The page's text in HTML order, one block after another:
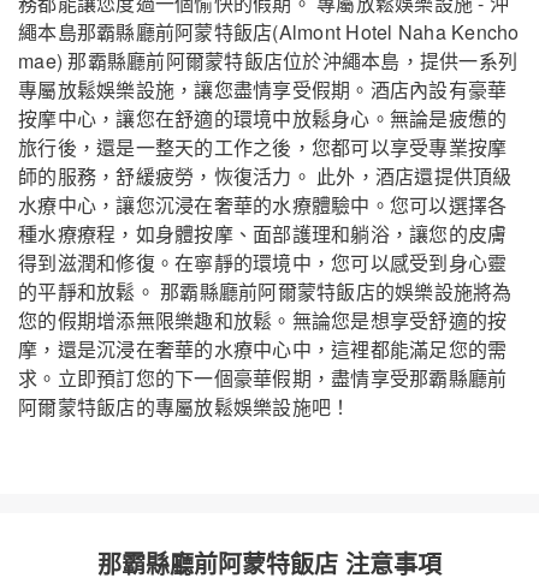
繩本島那霸縣廳前阿蒙特飯店(Almont Hotel Naha Kencho
mae) 那霸縣廳前阿爾蒙特飯店位於沖繩本島，提供一系列
專屬放鬆娛樂設施，讓您盡情享受假期。酒店內設有豪華
按摩中心，讓您在舒適的環境中放鬆身心。無論是疲憊的
旅行後，還是一整天的工作之後，您都可以享受專業按摩
師的服務，舒緩疲勞，恢復活力。 此外，酒店還提供頂級
水療中心，讓您沉浸在奢華的水療體驗中。您可以選擇各
種水療療程，如身體按摩、面部護理和躺浴，讓您的皮膚
得到滋潤和修復。在寧靜的環境中，您可以感受到身心靈
的平靜和放鬆。 那霸縣廳前阿爾蒙特飯店的娛樂設施將為
您的假期增添無限樂趣和放鬆。無論您是想享受舒適的按
摩，還是沉浸在奢華的水療中心中，這裡都能滿足您的需
求。立即預訂您的下一個豪華假期，盡情享受那霸縣廳前
阿爾蒙特飯店的專屬放鬆娛樂設施吧！
那霸縣廳前阿蒙特飯店 注意事項